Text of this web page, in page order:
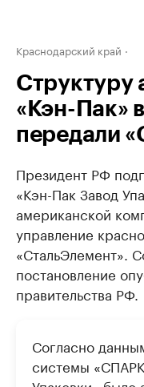
Краснодарский край
Структуру
«Кэн-Пак»
передали
Президент РФ
«Кэн-Пак Завод
американской
управление
«СтальЭлемент».
постановление
правительства РФ.
Согласно
системы